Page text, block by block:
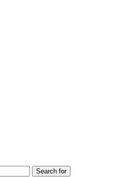
Search for